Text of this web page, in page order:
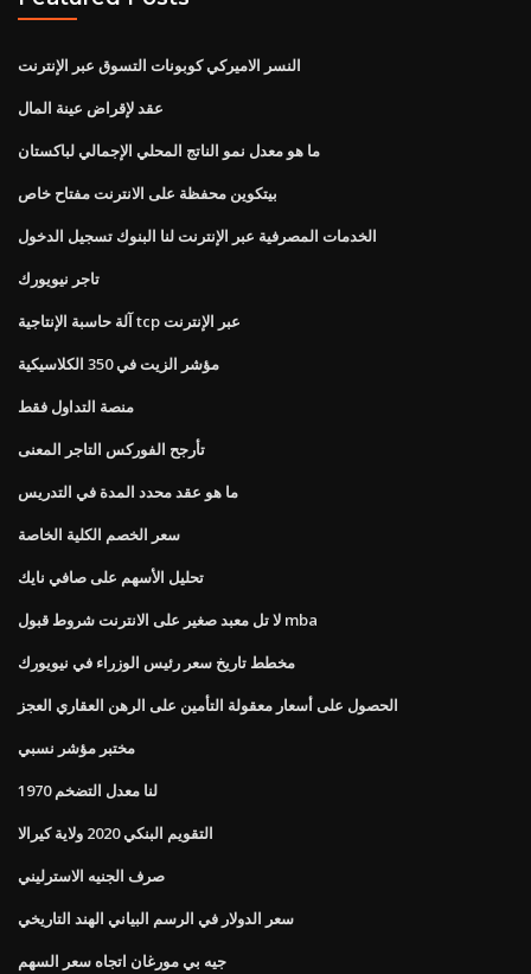
النسر الاميركي كوبونات التسوق عبر الإنترنت
عقد لإقراض عينة المال
ما هو معدل نمو الناتج المحلي الإجمالي لباكستان
بيتكوين محفظة على الانترنت مفتاح خاص
الخدمات المصرفية عبر الإنترنت لنا البنوك تسجيل الدخول
تاجر نيويورك
آلة حاسبة الإنتاجية tcp عبر الإنترنت
مؤشر الزيت في 350 الكلاسيكية
منصة التداول فقط
تأرجح الفوركس التاجر المعنى
ما هو عقد محدد المدة في التدريس
سعر الخصم الكلية الخاصة
تحليل الأسهم على صافي نايك
لا تل معبد صغير على الانترنت شروط قبول mba
مخطط تاريخ سعر رئيس الوزراء في نيويورك
الحصول على أسعار معقولة التأمين على الرهن العقاري العجز
مختبر مؤشر نسبي
لنا معدل التضخم 1970
التقويم البنكي 2020 ولاية كيرالا
صرف الجنيه الاسترليني
سعر الدولار في الرسم البياني الهند التاريخي
جيه بي مورغان اتجاه سعر السهم